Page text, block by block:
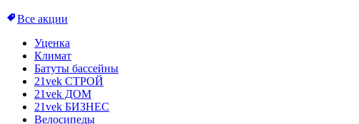
Все акции
Уценка
Климат
Батуты бассейны
21vek СТРОЙ
21vek ДОМ
21vek БИЗНЕС
Велосипеды